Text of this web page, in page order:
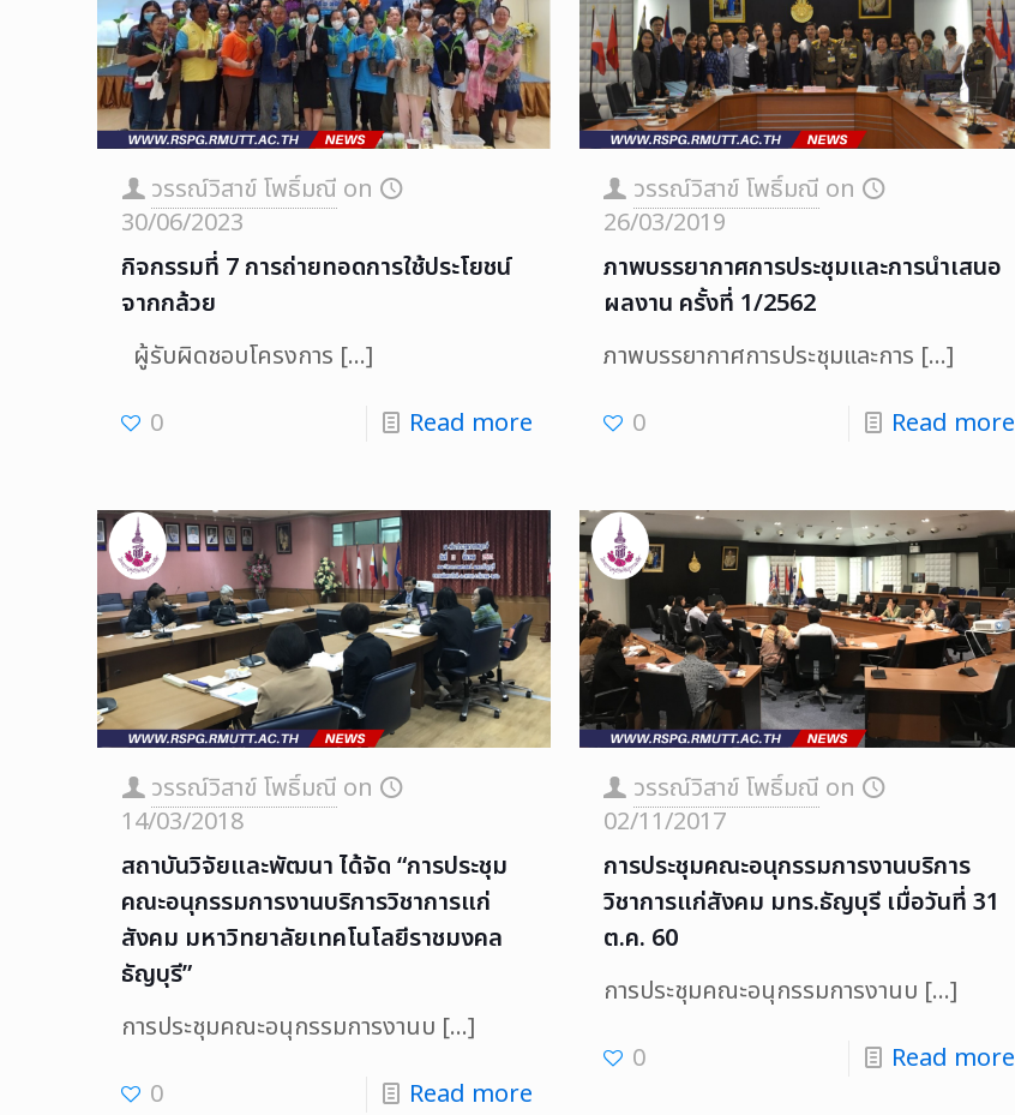
วรรณ์วิสาข์ โพธิ์มณี on
30/06/2023
กิจกรรมที่ 7 การถ่ายทอดการใช้ประโยชน์
จากกล้วย
ผู้รับผิดชอบโครงการ […]
0
Read more
วรรณ์วิสาข์ โพธิ์มณี on
26/03/2019
ภาพบรรยากาศการประชุมและการนำเสนอ
ผลงาน ครั้งที่ 1/2562
ภาพบรรยากาศการประชุมและการ […]
0
Read more
วรรณ์วิสาข์ โพธิ์มณี on
14/03/2018
สถาบันวิจัยและพัฒนา ได้จัด “การประชุม
คณะอนุกรรมการงานบริการวิชาการแก่
สังคม มหาวิทยาลัยเทคโนโลยีราชมงคล
ธัญบุรี”
การประชุมคณะอนุกรรมการงานบ […]
0
Read more
วรรณ์วิสาข์ โพธิ์มณี on
02/11/2017
การประชุมคณะอนุกรรมการงานบริการ
วิชาการแก่สังคม มทร.ธัญบุรี เมื่อวันที่ 31
ต.ค. 60
การประชุมคณะอนุกรรมการงานบ […]
0
Read more